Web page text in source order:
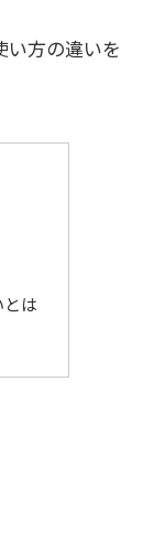
い方の違いを
は